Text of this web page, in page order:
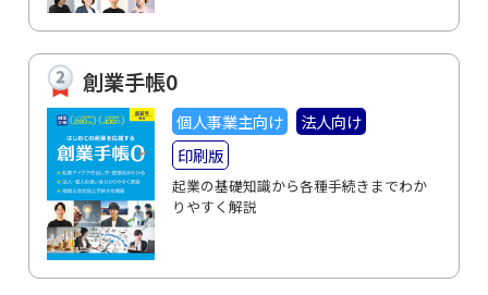
創業手帳0
個人事業主向け
法人向け
印刷版
起業の基礎知識から各種手続きまでわか
りやすく解説